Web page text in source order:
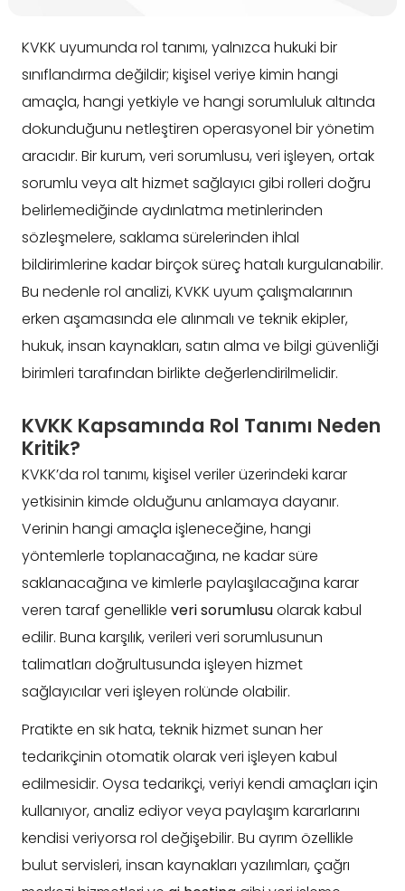
KVKK uyumunda rol tanımı, yalnızca hukuki bir
sınıflandırma değildir; kişisel veriye kimin hangi
amaçla, hangi yetkiyle ve hangi sorumluluk altında
dokunduğunu netleştiren operasyonel bir yönetim
aracıdır. Bir kurum, veri sorumlusu, veri işleyen, ortak
sorumlu veya alt hizmet sağlayıcı gibi rolleri doğru
belirlemediğinde aydınlatma metinlerinden
sözleşmelere, saklama sürelerinden ihlal
bildirimlerine kadar birçok süreç hatalı kurgulanabilir.
Bu nedenle rol analizi, KVKK uyum çalışmalarının
erken aşamasında ele alınmalı ve teknik ekipler,
hukuk, insan kaynakları, satın alma ve bilgi güvenliği
birimleri tarafından birlikte değerlendirilmelidir.
KVKK Kapsamında Rol Tanımı Neden
Kritik?
KVKK’da rol tanımı, kişisel veriler üzerindeki karar
yetkisinin kimde olduğunu anlamaya dayanır.
Verinin hangi amaçla işleneceğine, hangi
yöntemlerle toplanacağına, ne kadar süre
saklanacağına ve kimlerle paylaşılacağına karar
veren taraf genellikle veri sorumlusuolarak kabul
edilir. Buna karşılık, verileri veri sorumlusunun
talimatları doğrultusunda işleyen hizmet
sağlayıcılar veri işleyen rolünde olabilir.
Pratikte en sık hata, teknik hizmet sunan her
tedarikçinin otomatik olarak veri işleyen kabul
edilmesidir. Oysa tedarikçi, veriyi kendi amaçları için
kullanıyor, analiz ediyor veya paylaşım kararlarını
kendisi veriyorsa rol değişebilir. Bu ayrım özellikle
bulut servisleri, insan kaynakları yazılımları, çağrı